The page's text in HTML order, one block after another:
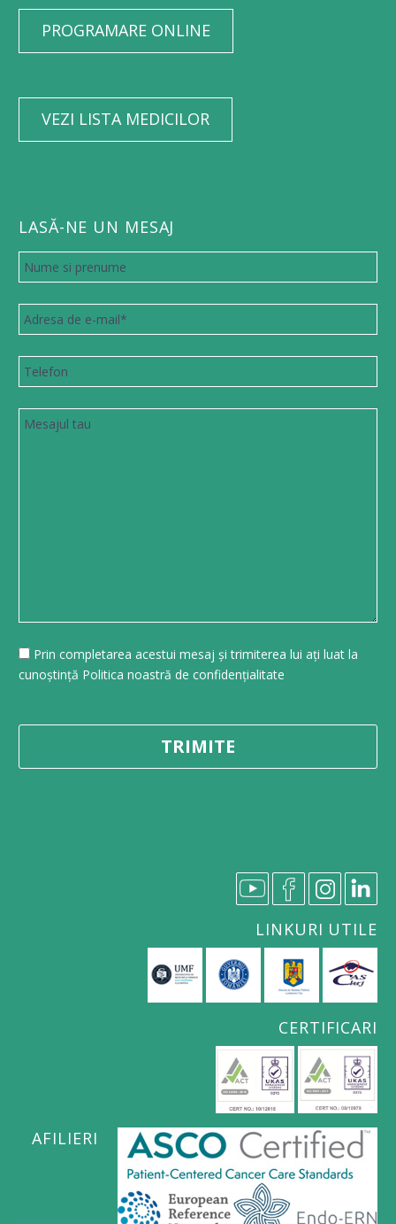
PROGRAMARE ONLINE
VEZI LISTA MEDICILOR
LASĂ-NE UN MESAJ
Prin completarea acestui mesaj și trimiterea lui ați luat la
cunoștință Politica noastră de confidențialitate
LINKURI UTILE
CERTIFICARI
AFILIERI